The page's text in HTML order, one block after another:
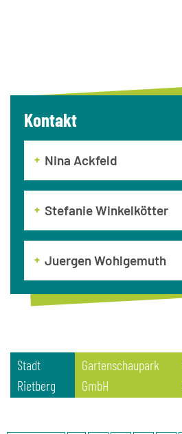
Kontakt
Nina Ackfeld
Stefanie Winkelkötter
Juergen Wohlgemuth
Stadt
Rietberg
Gartenschaupark
GmbH